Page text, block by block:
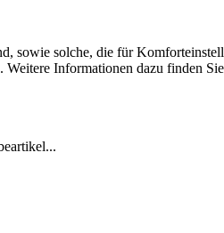
sowie solche, die für
Informationen dazu finden